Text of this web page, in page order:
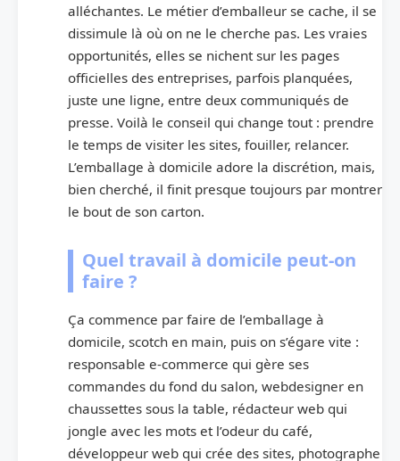
alléchantes. Le métier d’emballeur se cache, il se
dissimule là où on ne le cherche pas. Les vraies
opportunités, elles se nichent sur les pages
officielles des entreprises, parfois planquées,
juste une ligne, entre deux communiqués de
presse. Voilà le conseil qui change tout : prendre
le temps de visiter les sites, fouiller, relancer.
L’emballage à domicile adore la discrétion, mais,
bien cherché, il finit presque toujours par montrer
le bout de son carton.
Quel travail à domicile peut-on
faire ?
Ça commence par faire de l’emballage à
domicile, scotch en main, puis on s’égare vite :
responsable e-commerce qui gère ses
commandes du fond du salon, webdesigner en
chaussettes sous la table, rédacteur web qui
jongle avec les mots et l’odeur du café,
développeur web qui crée des sites, photographe